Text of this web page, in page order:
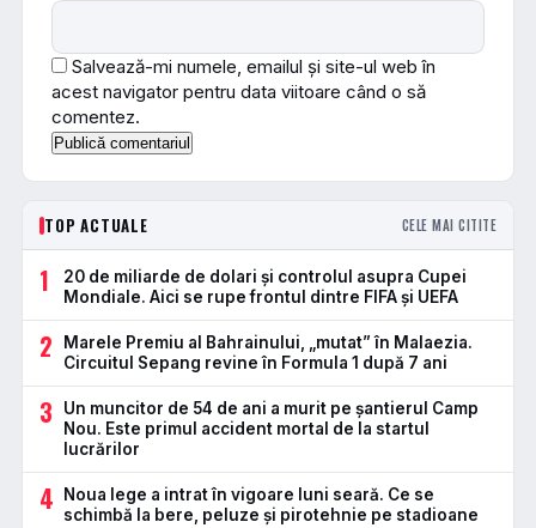
Salvează-mi numele, emailul și site-ul web în
acest navigator pentru data viitoare când o să
comentez.
TOP ACTUALE CELE MAI CITITE
1
20 de miliarde de dolari și controlul asupra Cupei
Mondiale. Aici se rupe frontul dintre FIFA și UEFA
2
Marele Premiu al Bahrainului, „mutat” în Malaezia.
Circuitul Sepang revine în Formula 1 după 7 ani
3
Un muncitor de 54 de ani a murit pe șantierul Camp
Nou. Este primul accident mortal de la startul
lucrărilor
4
Noua lege a intrat în vigoare luni seară. Ce se
schimbă la bere, peluze și pirotehnie pe stadioane